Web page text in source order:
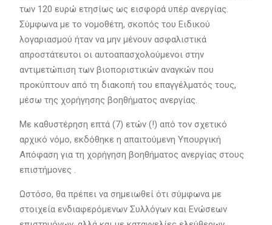
των 120 ευρώ ετησίως ως εισφορά υπέρ ανεργίας.
Σύμφωνα με το νομοθέτη, σκοπός του Ειδικού
λογαριασμού ήταν να μην μένουν ασφαλιστικά
απροστάτευτοι οι αυτοαπασχολούμενοι στην
αντιμετώπιση των βιοποριστικών αναγκών που
προκύπτουν από τη διακοπή του επαγγέλματός τους,
μέσω της χορήγησης βοηθήματος ανεργίας.
Με καθυστέρηση επτά (7) ετών (!) από τον σχετικό
αρχικό νόμο, εκδόθηκε η απαιτούμενη Υπουργική
Απόφαση για τη χορήγηση βοηθήματος ανεργίας στους
επιστήμονες .
Ωστόσο, θα πρέπει να σημειωθεί ότι σύμφωνα με
στοιχεία ενδιαφερόμενων Συλλόγων και Ενώσεων